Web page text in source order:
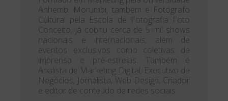
Anhembi Morumbi, também é Fotógrafo
Cultural pela Escola de Fotografia Foto
Conceito, já cobriu cerca de 5 mil shows
nacionais e internacionais, além de
eventos exclusivos como coletivas de
imprensa e pré-estreias. Também é
Analista de Marketing Digital, Executivo de
Negócios, Jornalista, Web Design, Criador
e editor de conteúdo de redes sociais.